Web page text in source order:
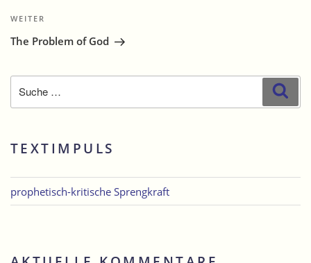
Nächster
Beitrag
WEITER
The Problem of God
nach:
TEXTIMPULS
prophetisch-kritische Sprengkraft